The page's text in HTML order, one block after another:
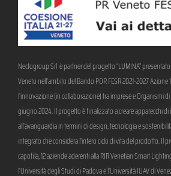
Nectogroup Srl è partner del progetto “LUMINA”
Veneto nell’ambito del Bando POR FESR 2021-2027 Azione
l’innovazione (in collaborazione) tra imprese e Organismi di
giugno 2024. Il progetto è finalizzato a creare apparecchi
all’avanguardia in termini di design, tecnologia e
integrato che considera l’intero ciclo di vita del prodotto. Il
capofila, 12 aziende aderenti alla RIR Venetian Smart
l’Università degli Studi di Padova e l’Università IUAV di